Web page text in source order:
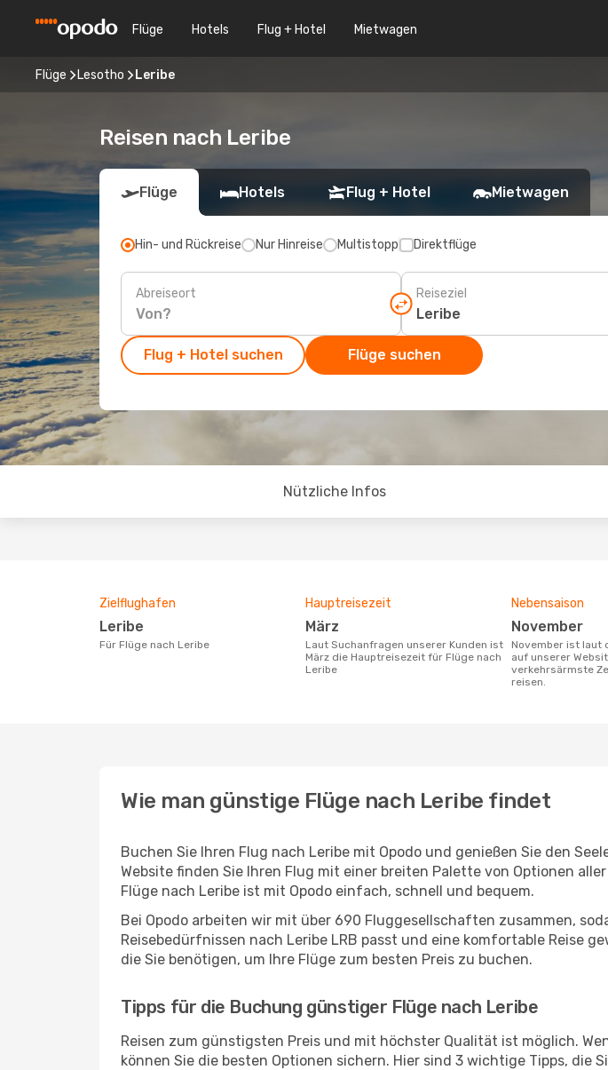
Flüge Hotels Flug + Hotel Mietwagen
Flüge Lesotho Leribe
Reisen nach Leribe
Flüge Hotels Flug + Hotel Mietwagen
Hin- und Rückreise Nur Hinreise Multistopp Direktflüge
Abreiseort Reiseziel
Flug + Hotel suchen Flüge suchen
Nützliche Infos
Zielflughafen
Leribe
Für Flüge nach Leribe
Hauptreisezeit
März
Laut Suchanfragen unserer Kunden ist
März die Hauptreisezeit für Flüge nach
Leribe
Nebensaison
November
November ist laut den Suchanfragen
auf unserer
verkehrsärmste
reisen.
Wie man günstige Flüge nach Leribe findet
Buchen Sie Ihren Flug nach Leribe mit Opodo und genießen Sie den
Website finden Sie Ihren Flug mit einer breiten Palette von Optionen
Flüge nach Leribe ist mit Opodo einfach, schnell und bequem.
Bei Opodo arbeiten wir mit über 690 Fluggesellschaften zusammen,
Reisebedürfnissen nach Leribe LRB passt und eine komfortable Reise
die Sie benötigen, um Ihre Flüge zum besten Preis zu buchen.
Tipps für die Buchung günstiger Flüge nach Leribe
Reisen zum günstigsten Preis und mit höchster Qualität ist möglich.
können Sie die besten Optionen sichern. Hier sind 3 wichtige Tipps, die